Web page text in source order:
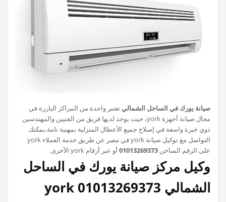
صيانة يورك في الساحل الشمالي تعتبر واحدة من المراكز البارزة في
مجال صيانة أجهزة york، حيث يوجد لديها فريق من الفنيين والمهندسين
ذوي خبرة واسعة في إصلاح جميع الأعطال المنزلية بمهنية تامة.يمكنك
التواصل مع توكيل صيانة york في مصر عن طريق خدمة العملاء york
على الرقم الساخن 01013269373 أو عبر أرقام york الأخرى.
وكيل مركز صيانة يورك في الساحل
الشمالي 01013269373 york